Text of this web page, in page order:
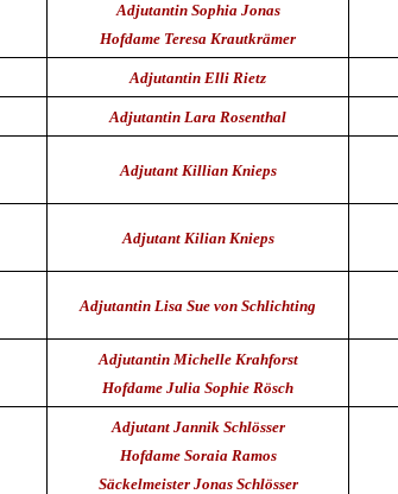
Adjutantin Sophia Jonas
Hofdame Teresa Krautkrämer
Adjutantin ElliRietz
Adjutantin Lara Rosenthal
Adjutant Killian Knieps
Adjutant Kilian Knieps
Adjutantin Lisa Sue von Schlichting
Adjutantin Michelle Krahforst
Hofdame Julia Sophie Rösch
Adjutant Jannik Schlösser
Hofdame Soraia Ramos
Säckelmeister Jonas Schlösser